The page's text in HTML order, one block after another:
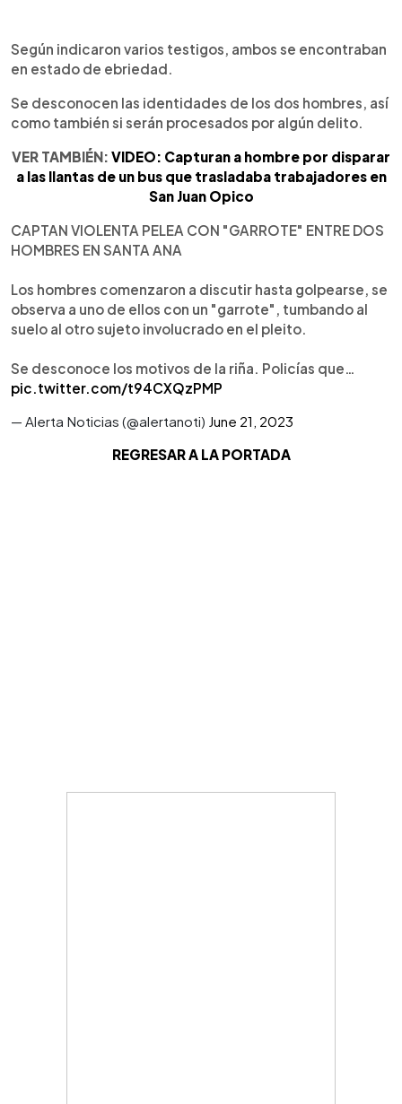
Según indicaron varios testigos, ambos se encontraban
en estado de ebriedad.
Se desconocen las identidades de los dos hombres, así
como también si serán procesados por algún delito.
VER TAMBIÉN: VIDEO: Capturan a hombre por disparar
a las llantas de un bus que trasladaba trabajadores en
San Juan Opico
CAPTAN VIOLENTA PELEA CON "GARROTE" ENTRE DOS
HOMBRES EN SANTA ANA
Los hombres comenzaron a discutir hasta golpearse, se
observa a uno de ellos con un "garrote", tumbando al
suelo al otro sujeto involucrado en el pleito.
Se desconoce los motivos de la riña. Policías que…
pic.twitter.com/t94CXQzPMP
— Alerta Noticias (@alertanoti) June 21, 2023
REGRESAR A LA PORTADA